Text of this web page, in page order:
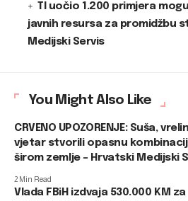
TI uočio 1.200 primjera
javnih resursa za promidžbu
Medijski Servis
You Might Also Like
CRVENO UPOZORENJE: Suša,
vjetar stvorili opasnu
širom zemlje – Hrvatski Medijski
2 Min Read
Vlada FBiH izdvaja 530.000 KM za